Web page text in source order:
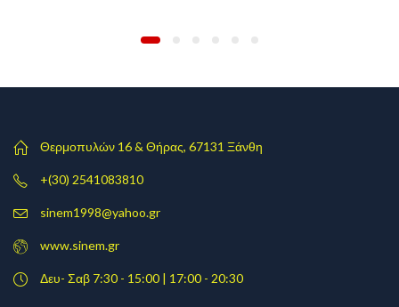
Θερμοπυλών 16 & Θήρας, 67131 Ξάνθη
+(30) 2541083810
sinem1998@yahoo.gr
www.sinem.gr
Δευ- Σαβ 7:30 - 15:00 | 17:00 - 20:30